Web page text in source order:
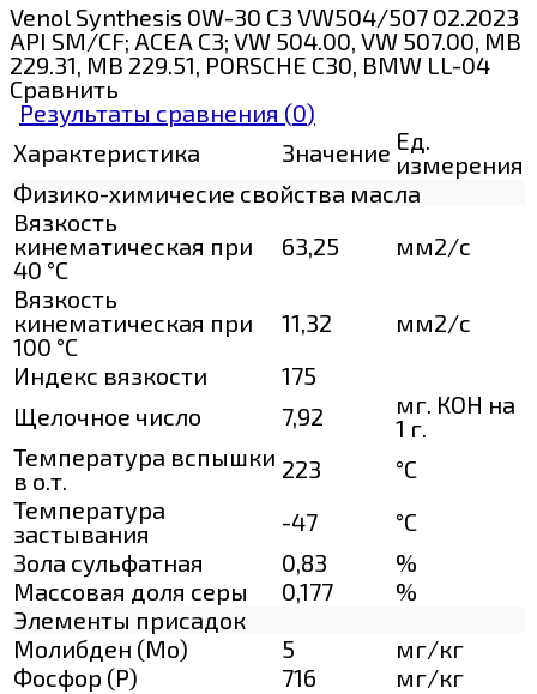
Venol Synthesis 0W-30 C3 VW504/507 02.2023
API SM/CF; ACEA C3; VW 504.00, VW 507.00, MB
229.31, MB 229.51, PORSCHE C30, BMW LL-04
Сравнить
Результаты сравнения (0)
Характеристика
Значение Ед.
измерения
Физико-химичесие свойства масла
Вязкость
кинематическая при
40 °С
63,25
мм2/с
Вязкость
кинематическая при
100 °С
11,32
мм2/с
Индекс вязкости
175
Щелочное число
7,92
мг. КОН на
1 г.
Температура вспышки
в о.т.
223
°C
Температура
застывания
-47
°C
Зола сульфатная
0,83
%
Массовая доля серы
0,177
%
Элементы присадок
Молибден (Мо)
5
мг/кг
Фосфор (Р)
716
мг/кг